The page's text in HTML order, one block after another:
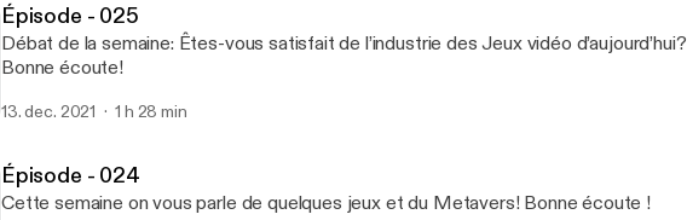
Épisode - 025
Débat de la semaine: Êtes-vous satisfait de l’industrie des Jeux vidéo d’aujourd’hui?
Bonne écoute!
13. dec. 2021 1 h 28 min
Épisode - 024
Cette semaine on vous parle de quelques jeux et du Metavers! Bonne écoute !